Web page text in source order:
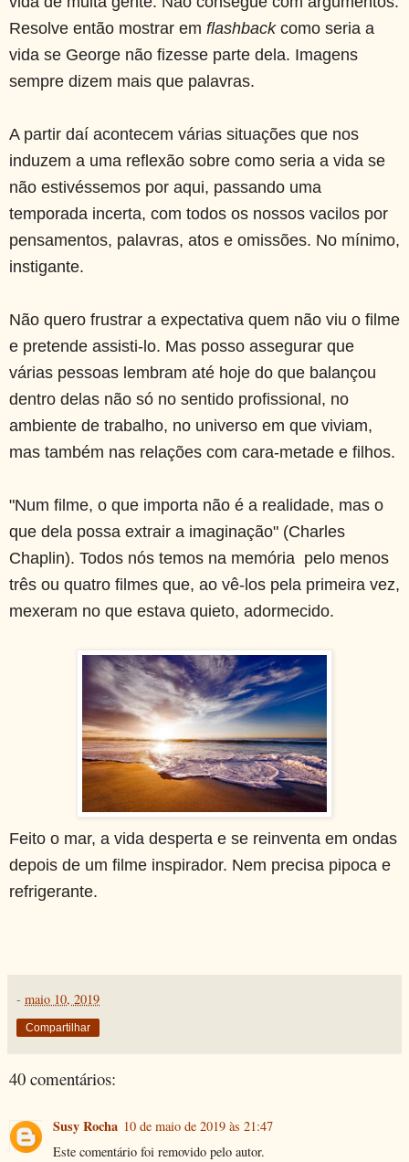
Resolve então mostrar em flashbackcomo seria a
vida se George não fizesse parte dela. Imagens
sempre dizem mais que palavras.
A partir daí acontecem várias situações que nos
induzem a uma reflexão sobre como seria a vida se
não estivéssemos por aqui, passando uma
temporada incerta, com todos os nossos vacilos por
pensamentos, palavras, atos e omissões. No mínimo,
instigante.
Não quero frustrar a expectativa quem não viu o filme
e pretende assisti-lo. Mas posso assegurar que
várias pessoas lembram até hoje do que balançou
dentro delas não só no sentido profissional, no
ambiente de trabalho, no universo em que viviam,
mas também nas relações com cara-metade e filhos.
"Num filme, o que importa não é a realidade, mas o
que dela possa extrair a imaginação" (Charles
Chaplin). Todos nós temos na memória pelo menos
três ou quatro filmes que, ao vê-los pela primeira vez,
mexeram no que estava quieto, adormecido.
Feito o mar, a vida desperta e se reinventa em ondas
depois de um filme inspirador. Nem precisa pipoca e
refrigerante.
- maio 10, 2019
Compartilhar
40 comentários:
Susy Rocha 10 de maio de 2019 às 21:47
Este comentário foi removido pelo autor.